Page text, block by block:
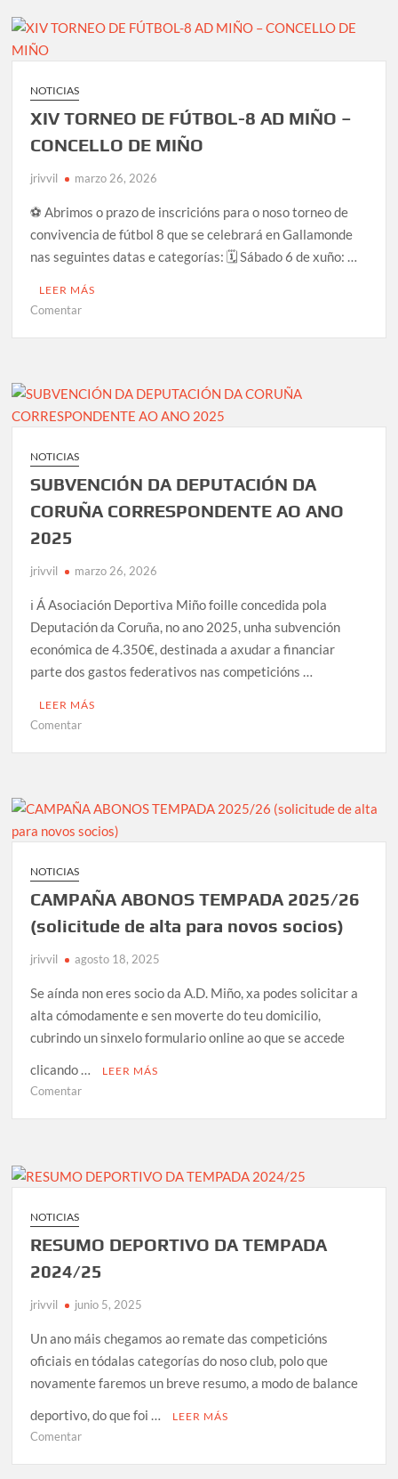
SUBVENCIÓN DA DEPUTACIÓN DA CORUÑA
CORRESPONDENTE AO ANO 2025
CAMPAÑA ABONOS TEMPADA 2025/26 (solicitude de alta
para novos socios)
RESUMO DEPORTIVO DA TEMPADA 2024/25
CAMPAÑA ABONOS TEMPADA 2024/25 (solicitude de alta
para novos socios)
RESUMO DA TEMPADA 2023/2024
primeiro equipo para a tempada 2024/25
NOTICIAS
XIV TORNEO DE FÚTBOL-8 AD MIÑO –
CONCELLO DE MIÑO
jrivvil marzo 26, 2026
⚽️ Abrimos o prazo de inscricións para o noso torneo de
convivencia de fútbol 8 que se celebrará en Gallamonde
nas seguintes datas e categorías: 🗓 Sábado 6 de xuño: …
LEER MÁS
Comentaren
FÚTBOL-
AD
CONCELLO
DE
NOTICIAS
SUBVENCIÓN DA DEPUTACIÓN DA
CORUÑA CORRESPONDENTE AO ANO
2025
jrivvil marzo 26, 2026
ℹ️ Á Asociación Deportiva Miño foille concedida pola
Deputación da Coruña, no ano 2025, unha subvención
económica de 4.350€, destinada a axudar a financiar
parte dos gastos federativos nas competicións …
LEER MÁS
Comentaren
DA
CORRESPONDENTE
2025
NOTICIAS
CAMPAÑA ABONOS TEMPADA 2025/26
(solicitude de alta para novos socios)
jrivvil agosto 18, 2025
Se aínda non eres socio da A.D. Miño, xa podes solicitar a
alta cómodamente e sen moverte do teu domicilio,
cubrindo un sinxelo formulario online ao que se accede
clicando …
LEER MÁS
Comentaren
(solicitude
para
novos
NOTICIAS
RESUMO DEPORTIVO DA TEMPADA
2024/25
jrivvil junio 5, 2025
Un ano máis chegamos ao remate das competicións
oficiais en tódalas categorías do noso club, polo que
novamente faremos un breve resumo, a modo de balance
deportivo, do que foi …
LEER MÁS
Comentaren